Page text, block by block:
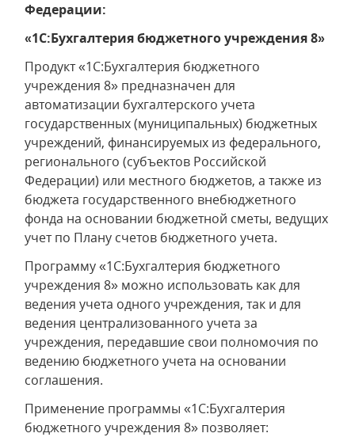
Федерации:
«1С:Бухгалтерия бюджетного учреждения 8»
Продукт «1С:Бухгалтерия бюджетного
учреждения 8» предназначен для
автоматизации бухгалтерского учета
государственных (муниципальных) бюджетных
учреждений, финансируемых из федерального,
регионального (субъектов Российской
Федерации) или местного бюджетов, а также из
бюджета государственного внебюджетного
фонда на основании бюджетной сметы, ведущих
учет по Плану счетов бюджетного учета.
Программу «1С:Бухгалтерия бюджетного
учреждения 8» можно использовать как для
ведения учета одного учреждения, так и для
ведения централизованного учета за
учреждения, передавшие свои полномочия по
ведению бюджетного учета на основании
соглашения.
Применение программы «1С:Бухгалтерия
бюджетного учреждения 8» позволяет: